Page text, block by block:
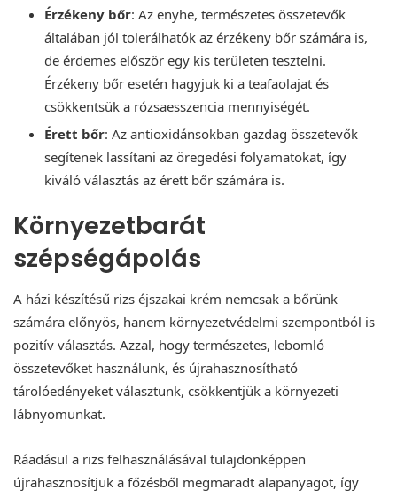
Érzékeny bőr: Az enyhe, természetes összetevők
általában jól tolerálhatók az érzékeny bőr számára is,
de érdemes először egy kis területen tesztelni.
Érzékeny bőr esetén hagyjuk ki a teafaolajat és
csökkentsük a rózsaesszencia mennyiségét.
Érett bőr: Az antioxidánsokban gazdag összetevők
segítenek lassítani az öregedési folyamatokat, így
kiváló választás az érett bőr számára is.
Környezetbarát
szépségápolás
A házi készítésű rizs éjszakai krém nemcsak a bőrünk
számára előnyös, hanem környezetvédelmi szempontból is
pozitív választás. Azzal, hogy természetes, lebomló
összetevőket használunk, és újrahasznosítható
tárolóedényeket választunk, csökkentjük a környezeti
lábnyomunkat.
Ráadásul a rizs felhasználásával tulajdonképpen
újrahasznosítjuk a főzésből megmaradt alapanyagot, így